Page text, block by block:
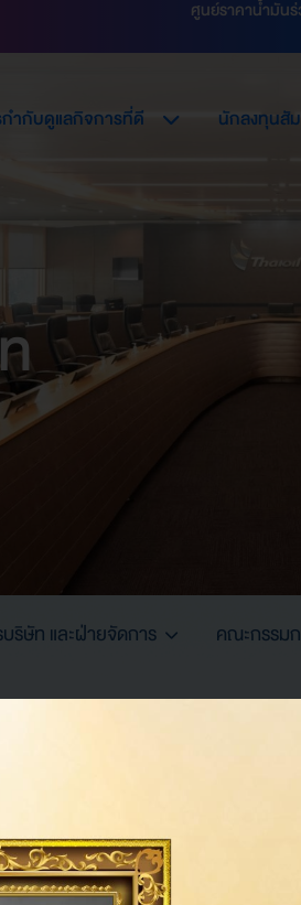
ศูนย์ราคาน้ำมัน
ำกับดูแลกิจการที่ดี นักลงทุนสั
ริษัท และฝ่ายจัดการ คณะกรรม